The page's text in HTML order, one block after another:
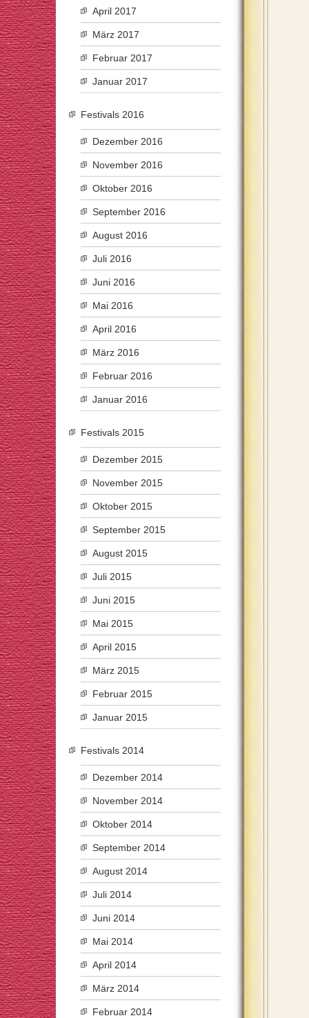
April 2017
März 2017
Februar 2017
Januar 2017
Festivals 2016
Dezember 2016
November 2016
Oktober 2016
September 2016
August 2016
Juli 2016
Juni 2016
Mai 2016
April 2016
März 2016
Februar 2016
Januar 2016
Festivals 2015
Dezember 2015
November 2015
Oktober 2015
September 2015
August 2015
Juli 2015
Juni 2015
Mai 2015
April 2015
März 2015
Februar 2015
Januar 2015
Festivals 2014
Dezember 2014
November 2014
Oktober 2014
September 2014
August 2014
Juli 2014
Juni 2014
Mai 2014
April 2014
März 2014
Februar 2014